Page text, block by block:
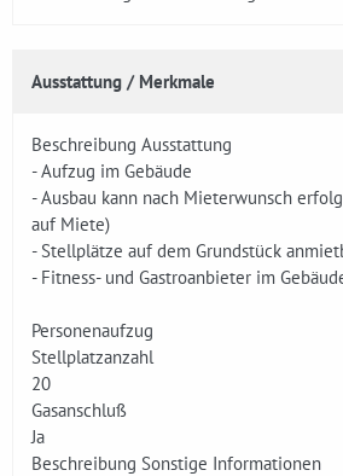
Ausstattung / Merkmale
Beschreibung Ausstattung
- Aufzug im Gebäude
- Ausbau kann nach Mieterwunsch
auf Miete)
- Stellplätze auf dem Grundstück
- Fitness- und Gastroanbieter im
Personenaufzug
Stellplatzanzahl
20
Gasanschluß
Ja
Beschreibung Sonstige Informationen